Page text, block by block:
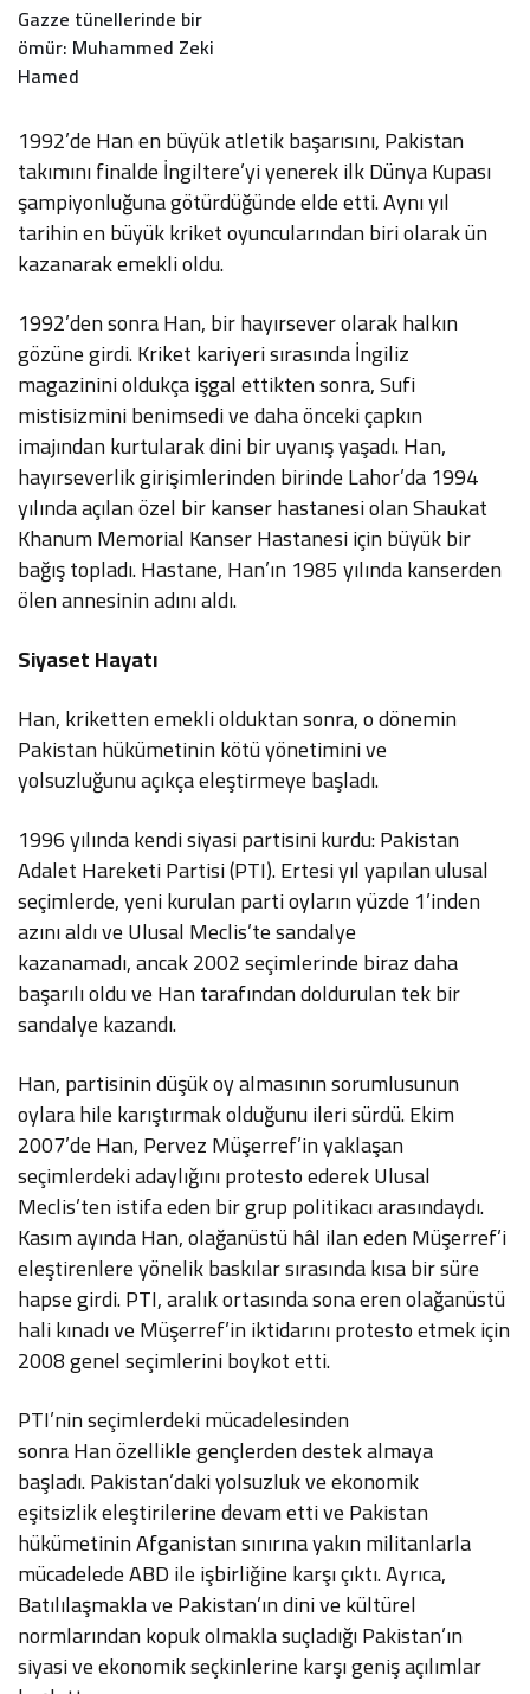
Gazze tünellerinde bir
ömür: Muhammed Zeki
Hamed
1992’de Han en büyük atletik başarısını, Pakistan
takımını finalde İngiltere’yi yenerek ilk Dünya Kupası
şampiyonluğuna götürdüğünde elde etti. Aynı yıl
tarihin en büyük kriket oyuncularından biri olarak ün
kazanarak emekli oldu.
1992’den sonra Han, bir hayırsever olarak halkın
gözüne girdi. Kriket kariyeri sırasında İngiliz
magazinini oldukça işgal ettikten sonra, Sufi
mistisizmini benimsedi ve daha önceki çapkın
imajından kurtularak dini bir uyanış yaşadı. Han,
hayırseverlik girişimlerinden birinde Lahor’da 1994
yılında açılan özel bir kanser hastanesi olan Shaukat
Khanum Memorial Kanser Hastanesi için büyük bir
bağış topladı. Hastane, Han’ın 1985 yılında kanserden
ölen annesinin adını aldı.
Siyaset Hayatı
Han, kriketten emekli olduktan sonra, o dönemin
Pakistan hükümetinin kötü yönetimini ve
yolsuzluğunu açıkça eleştirmeye başladı.
1996 yılında kendi siyasi partisini kurdu: Pakistan
Adalet Hareketi Partisi (PTI). Ertesi yıl yapılan ulusal
seçimlerde, yeni kurulan parti oyların yüzde 1’inden
azını aldı ve Ulusal Meclis’te sandalye
kazanamadı, ancak 2002 seçimlerinde biraz daha
başarılı oldu ve Han tarafından doldurulan tek bir
sandalye kazandı.
Han, partisinin düşük oy almasının sorumlusunun
oylara hile karıştırmak olduğunu ileri sürdü. Ekim
2007’de Han, Pervez Müşerref’in yaklaşan
seçimlerdeki adaylığını protesto ederek Ulusal
Meclis’ten istifa eden bir grup politikacı arasındaydı.
Kasım ayında Han, olağanüstü hâl ilan eden Müşerref’i
eleştirenlere yönelik baskılar sırasında kısa bir süre
hapse girdi. PTI, aralık ortasında sona eren olağanüstü
hali kınadı ve Müşerref’in iktidarını protesto etmek için
2008 genel seçimlerini boykot etti.
PTI’nin seçimlerdeki mücadelesinden
sonra Han özellikle gençlerden destek almaya
başladı. Pakistan’daki yolsuzluk ve ekonomik
eşitsizlik eleştirilerine devam etti ve Pakistan
hükümetinin Afganistan sınırına yakın militanlarla
mücadelede ABD ile işbirliğine karşı çıktı. Ayrıca,
Batılılaşmakla ve Pakistan’ın dini ve kültürel
normlarından kopuk olmakla suçladığı Pakistan’ın
siyasi ve ekonomik seçkinlerine karşı geniş açılımlar